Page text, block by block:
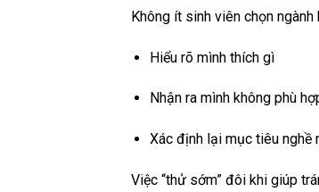
Không ít sinh viên chọn
Hiểu rõ mình thích gì
Nhận ra mình không phù
Xác định lại mục tiêu nghề
Việc “thử sớm” đôi khi giúp